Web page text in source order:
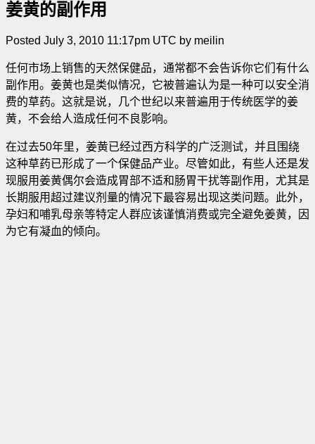
姜黄的副作用
Posted July 3, 2010 11:17pm UTC by meilin
任何市场上销售的天然保健品，通常都不会告诉你它们有什么
副作用。姜黄也是类似情况，它被普遍认为是一种可以安全消
费的草药。这就是说，几个世纪以来普遍用于传统医学的姜
黄，不会给人造成任何不良影响。
在过去50年里，姜黄已经过西方科学的广泛测试，并且围绕
这种草药已形成了一个保健品产业。尽管如此，有些人还是发
现服用姜黄偶尔会造成胃部不适和肠胃干扰等副作用，尤其是
长期服用超过建议剂量的情况下最容易出现这类问题。此外，
孕妇和哺乳母亲等特定人群应该谨慎消费或完全避免姜黄，因
为它有凝血的倾向。